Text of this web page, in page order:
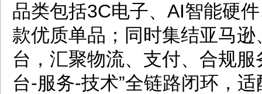
品类包括3C电子、AI智能硬
款优质单品；同时集结亚马
台，汇聚物流、支付、合规
台-服务-技术”全链路闭环，